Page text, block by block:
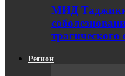
МИД
Регион